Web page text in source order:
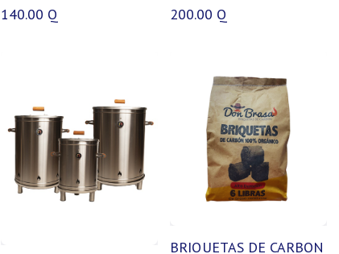
140.00 Q
200.00 Q
BRIQUETAS DE CARBON